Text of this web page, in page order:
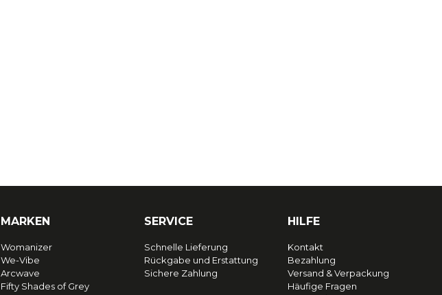
MARKEN
Womanizer
We-Vibe
Arcwave
Fifty Shades of Grey
SERVICE
Schnelle Lieferung
Rückgabe und Erstattung
Sichere Zahlung
HILFE
Kontakt
Bezahlung
Versand & Verpackung
Häufige Fragen